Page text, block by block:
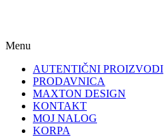
Menu
AUTENTIČNI PROIZVODI
PRODAVNICA
MAXTON DESIGN
KONTAKT
MOJ NALOG
KORPA